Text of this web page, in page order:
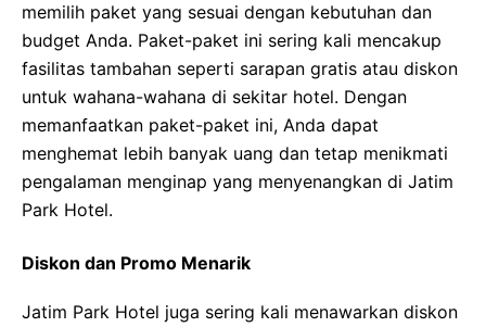
memilih paket yang sesuai dengan kebutuhan dan
budget Anda. Paket-paket ini sering kali mencakup
fasilitas tambahan seperti sarapan gratis atau diskon
untuk wahana-wahana di sekitar hotel. Dengan
memanfaatkan paket-paket ini, Anda dapat
menghemat lebih banyak uang dan tetap menikmati
pengalaman menginap yang menyenangkan di Jatim
Park Hotel.
Diskon dan Promo Menarik
Jatim Park Hotel juga sering kali menawarkan diskon